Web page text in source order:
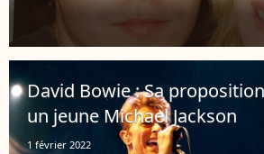
David Bowie : Sa
un jeune Michael Jackson
1 février 2022